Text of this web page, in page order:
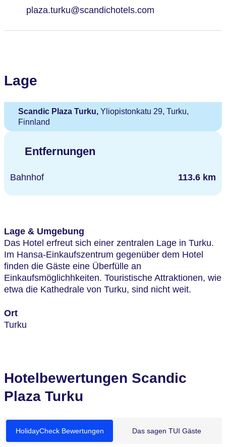
plaza.turku@scandichotels.com
Lage
Scandic Plaza Turku,Yliopistonkatu 29, Turku,
Finnland
Entfernungen
Bahnhof 113.6 km
Lage & Umgebung
Das Hotel erfreut sich einer zentralen Lage in Turku.
Im Hansa-Einkaufszentrum gegenüber dem Hotel
finden die Gäste eine Überfülle an
Einkaufsmöglichhkeiten. Touristische Attraktionen, wie
etwa die Kathedrale von Turku, sind nicht weit.
Ort
Turku
Hotelbewertungen Scandic
Plaza Turku
HolidayCheck Bewertungen Das sagen TUI Gäste